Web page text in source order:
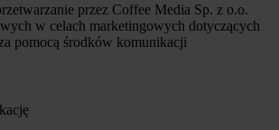
przez Coffee Media Sp. z o.o.
w celach marketingowych dotyczących
pomocą środków komunikacji